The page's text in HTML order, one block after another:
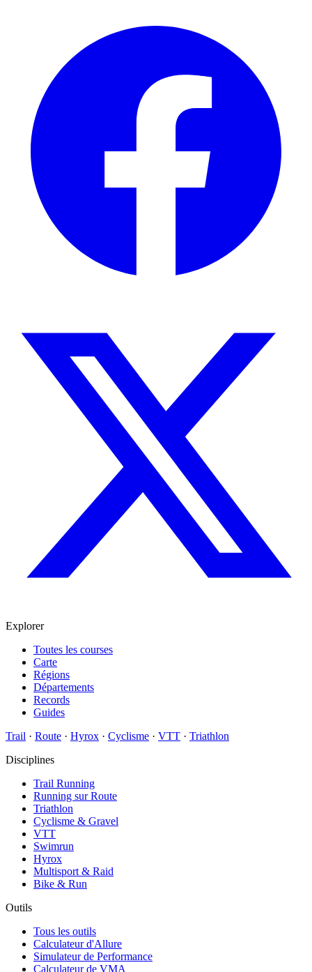
Explorer
Toutes les courses
Carte
Régions
Départements
Records
Guides
Trail · Route · Hyrox · Cyclisme · VTT · Triathlon
Disciplines
Trail Running
Running sur Route
Triathlon
Cyclisme & Gravel
VTT
Swimrun
Hyrox
Multisport & Raid
Bike & Run
Outils
Tous les outils
Calculateur d'Allure
Simulateur de Performance
Calculateur de VMA